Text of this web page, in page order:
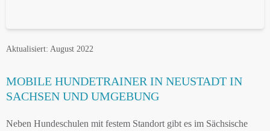
Aktualisiert: August 2022
MOBILE HUNDETRAINER IN NEUSTADT IN
SACHSEN UND UMGEBUNG
Neben Hundeschulen mit festem Standort gibt es im Sächsische